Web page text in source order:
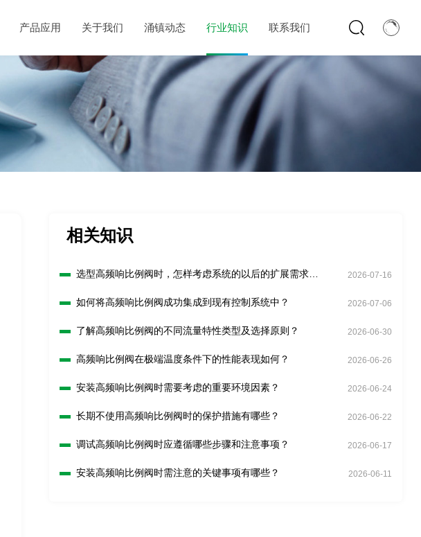
产品应用 关于我们 涌镇动态 行业知识 联系我们
相关知识
选型高频响比例阀时，怎样考虑系统的以后的扩展需求
2026-07-16
如何将高频响比例阀成功集成到现有控制系统中？ 2026-07-06
了解高频响比例阀的不同流量特性类型及选择原则？ 2026-06-30
高频响比例阀在极端温度条件下的性能表现如何？ 2026-06-26
安装高频响比例阀时需要考虑的重要环境因素？ 2026-06-24
长期不使用高频响比例阀时的保护措施有哪些？ 2026-06-22
调试高频响比例阀时应遵循哪些步骤和注意事项？ 2026-06-17
安装高频响比例阀时需注意的关键事项有哪些？ 2026-06-11